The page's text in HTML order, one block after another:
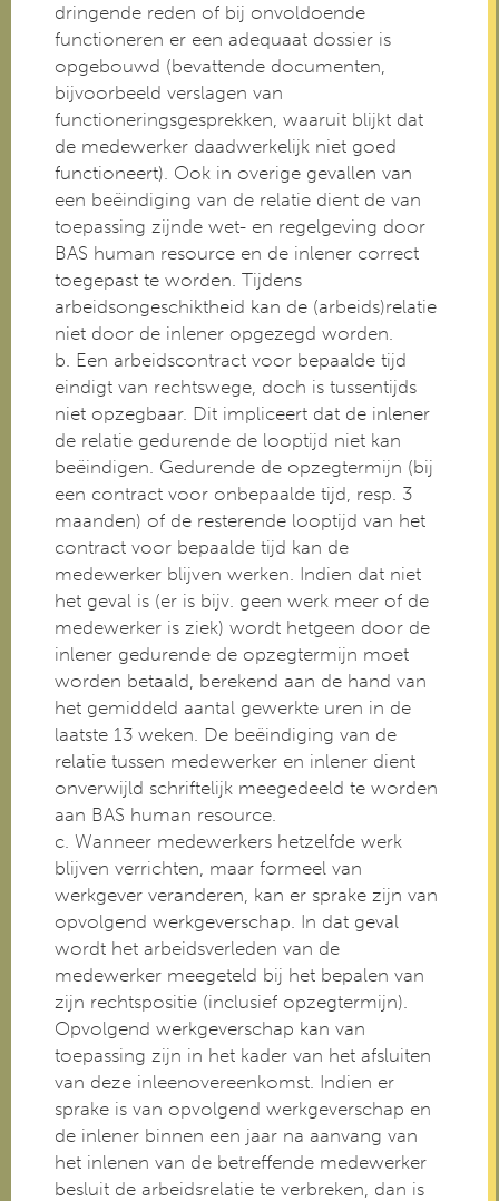
dringende reden of bij onvoldoende
functioneren er een adequaat dossier is
opgebouwd (bevattende documenten,
bijvoorbeeld verslagen van
functioneringsgesprekken, waaruit blijkt dat
de medewerker daadwerkelijk niet goed
functioneert). Ook in overige gevallen van
een beëindiging van de relatie dient de van
toepassing zijnde wet- en regelgeving door
BAS human resource en de inlener correct
toegepast te worden. Tijdens
arbeidsongeschiktheid kan de (arbeids)relatie
niet door de inlener opgezegd worden.
b. Een arbeidscontract voor bepaalde tijd
eindigt van rechtswege, doch is tussentijds
niet opzegbaar. Dit impliceert dat de inlener
de relatie gedurende de looptijd niet kan
beëindigen. Gedurende de opzegtermijn (bij
een contract voor onbepaalde tijd, resp. 3
maanden) of de resterende looptijd van het
contract voor bepaalde tijd kan de
medewerker blijven werken. Indien dat niet
het geval is (er is bijv. geen werk meer of de
medewerker is ziek) wordt hetgeen door de
inlener gedurende de opzegtermijn moet
worden betaald, berekend aan de hand van
het gemiddeld aantal gewerkte uren in de
laatste 13 weken. De beëindiging van de
relatie tussen medewerker en inlener dient
onverwijld schriftelijk meegedeeld te worden
aan BAS human resource.
c. Wanneer medewerkers hetzelfde werk
blijven verrichten, maar formeel van
werkgever veranderen, kan er sprake zijn van
opvolgend werkgeverschap. In dat geval
wordt het arbeidsverleden van de
medewerker meegeteld bij het bepalen van
zijn rechtspositie (inclusief opzegtermijn).
Opvolgend werkgeverschap kan van
toepassing zijn in het kader van het afsluiten
van deze inleenovereenkomst. Indien er
sprake is van opvolgend werkgeverschap en
de inlener binnen een jaar na aanvang van
het inlenen van de betreffende medewerker
besluit de arbeidsrelatie te verbreken, dan is